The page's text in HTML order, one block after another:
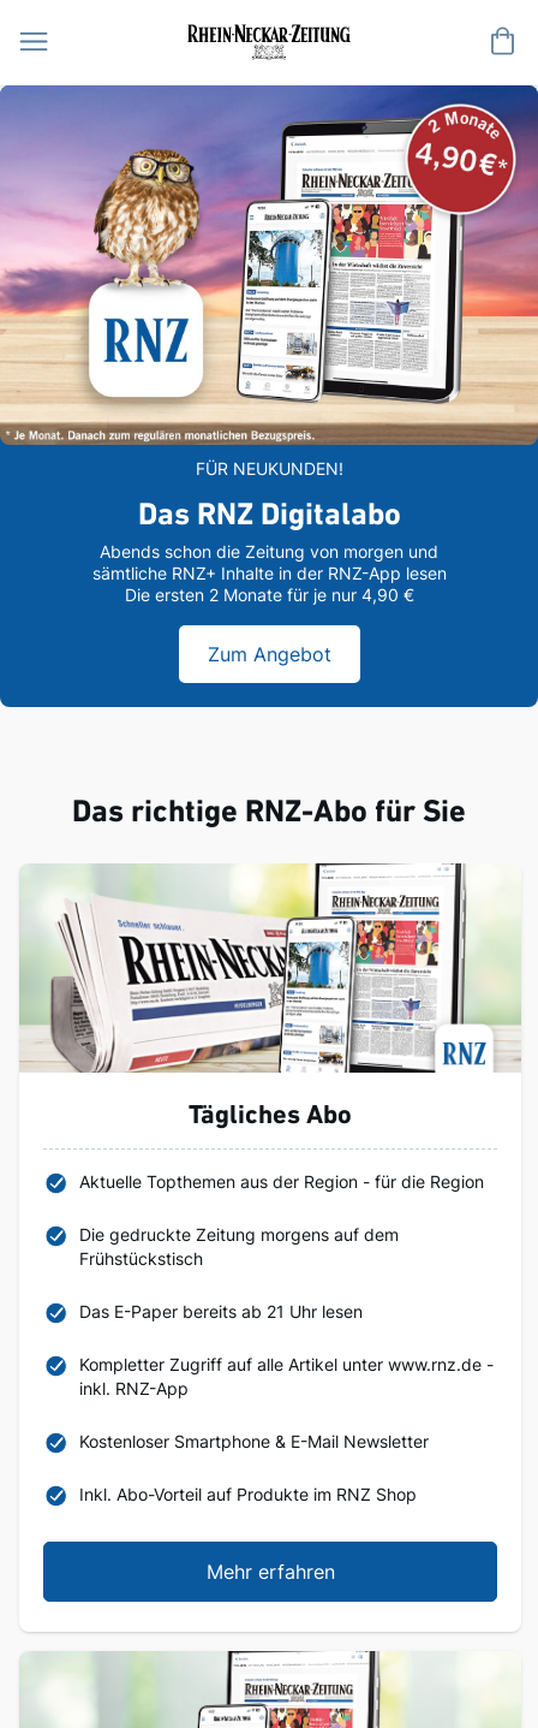
FÜR NEUKUNDEN!
Das RNZ Digitalabo
Abends schon die Zeitung von morgen und
sämtliche RNZ+ Inhalte in der RNZ-App lesen
Die ersten 2 Monate für je nur 4,90 €
Zum Angebot
Das richtige RNZ-Abo für Sie
Tägliches Abo
Aktuelle Topthemen aus der Region - für die Region
Die gedruckte Zeitung morgens auf dem
Frühstückstisch
Das E-Paper bereits ab 21 Uhr lesen
Kompletter Zugriff auf alle Artikel unter www.rnz.de -
inkl. RNZ-App
Kostenloser Smartphone & E-Mail Newsletter
Inkl. Abo-Vorteil auf Produkte im RNZ Shop
Mehr erfahren